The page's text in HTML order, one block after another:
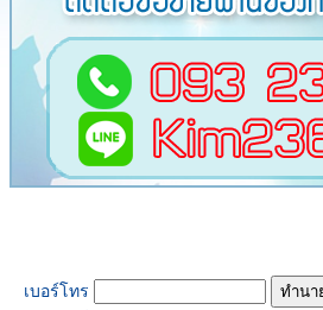
เบอร์โทร